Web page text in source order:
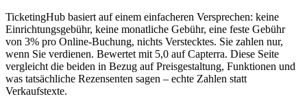
TicketingHub basiert auf einem einfacheren Versprechen: keine
Einrichtungsgebühr, keine monatliche Gebühr, eine feste Gebühr
von 3% pro Online-Buchung, nichts Verstecktes. Sie zahlen nur,
wenn Sie verdienen. Bewertet mit 5,0 auf Capterra. Diese Seite
vergleicht die beiden in Bezug auf Preisgestaltung, Funktionen und
was tatsächliche Rezensenten sagen – echte Zahlen statt
Verkaufstexte.